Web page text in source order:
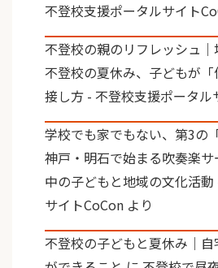
不登校支援ポータルサイト
不登校の親のリフレッシュ
不登校の夏休み、子どもが
接し方 - 不登校支援ポータル
学校でも家でもない、第3の
神戸・明石で始まる吹奏楽
中の子どもと地域の文化活
サイトCoCon より
不登校の子どもと夏休み｜